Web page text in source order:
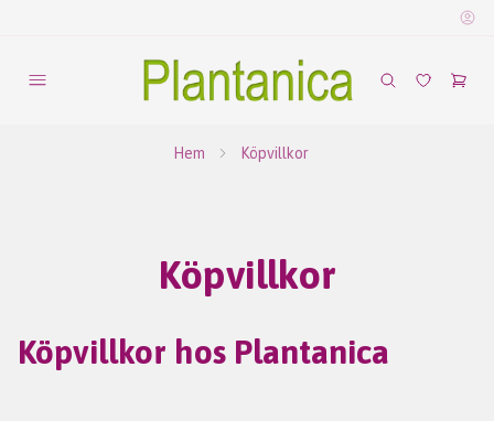
Hem Köpvillkor
Köpvillkor
Köpvillkor hos Plantanica